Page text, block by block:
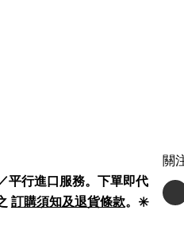
平行進口服務。下單即代
訂購須知及退貨條款。✳️
關